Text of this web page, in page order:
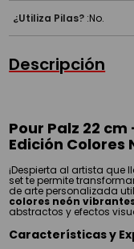
¿Utiliza Pilas? :No.
Descripción
Pour Palz 22
Edición Colores
¡Despierta al artista que
set te permite
de arte personalizada
colores neón
abstractos y efectos
Características y